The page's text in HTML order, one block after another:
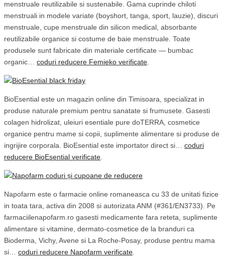
menstruale reutilizabile si sustenabile. Gama cuprinde chiloti
menstruali in modele variate (boyshort, tanga, sport, lauzie), discuri
menstruale, cupe menstruale din silicon medical, absorbante
reutilizabile organice si costume de baie menstruale. Toate
produsele sunt fabricate din materiale certificate — bumbac
organic… coduri reducere Femieko verificate.
BioEsential este un magazin online din Timisoara, specializat in
produse naturale premium pentru sanatate si frumusete. Gasesti
colagen hidrolizat, uleiuri esentiale pure doTERRA, cosmetice
organice pentru mame si copii, suplimente alimentare si produse de
ingrijire corporala. BioEsential este importator direct si… coduri
reducere BioEsential verificate.
Napofarm este o farmacie online romaneasca cu 33 de unitati fizice
in toata tara, activa din 2008 si autorizata ANM (#361/EN3733). Pe
farmaciilenapofarm.ro gasesti medicamente fara reteta, suplimente
alimentare si vitamine, dermato-cosmetice de la branduri ca
Bioderma, Vichy, Avene si La Roche-Posay, produse pentru mama
si… coduri reducere Napofarm verificate.